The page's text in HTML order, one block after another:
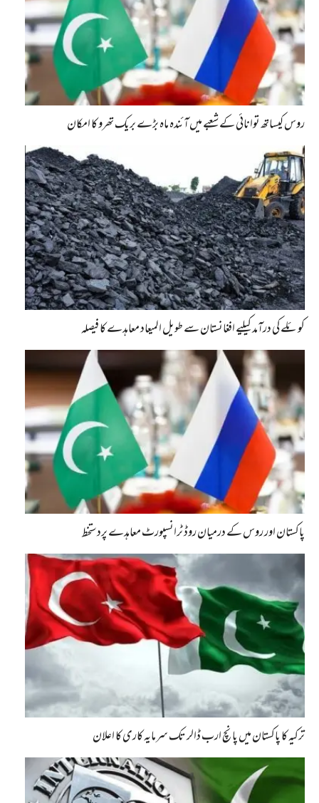
روس کیساتھ توانائی کے شعبے میں آئندہ ماہ بڑے بریک تھرو کا امکان
کوئلے کی درآمد کیلیے افغانستان سے طویل المیعاد معاہدے کا فیصلہ
پاکستان اور روس کے درمیان روڈ ٹرانسپورٹ معاہدے پردستخط
ترکیہ کا پاکستان میں پانچ ارب ڈالر تک سرمایہ کاری کا اعلان